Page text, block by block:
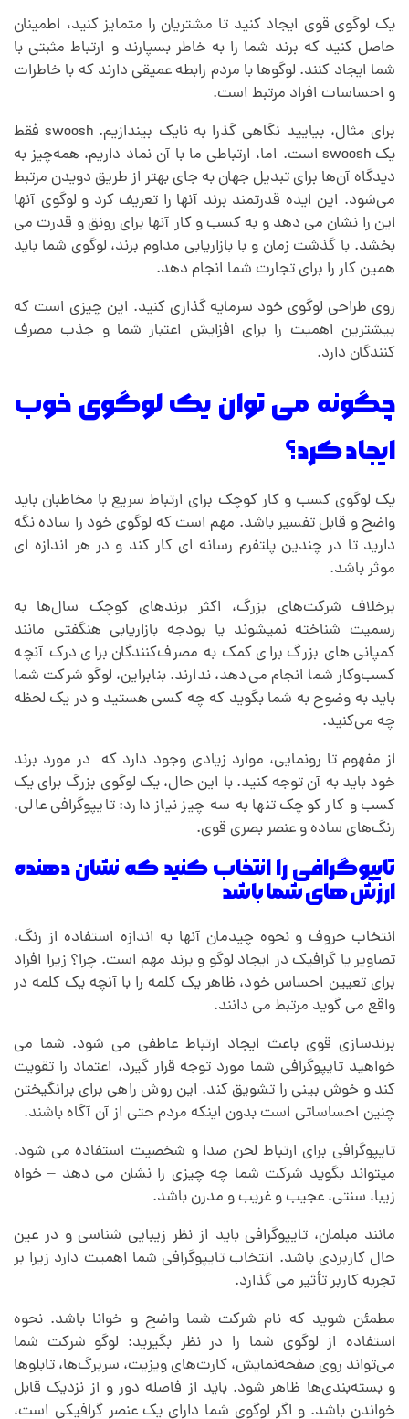
یک لوگوی قوی ایجاد کنید تا مشتریان را متمایز کنید، اطمینان
حاصل کنید که برند شما را به خاطر بسپارند و ارتباط مثبتی با
شما ایجاد کنند. لوگوها با مردم رابطه عمیقی دارند که با خاطرات
و احساسات افراد مرتبط است.
برای مثال، بیایید نگاهی گذرا به نایک بیندازیم. swoosh فقط
یک swoosh است. اما، ارتباطی ما با آن نماد داریم، همه‌چیز به
دیدگاه آن‌ها برای تبدیل جهان به جای بهتر از طریق دویدن مرتبط
می‌شود. این ایده قدرتمند برند آنها را تعریف کرد و لوگوی آنها
این را نشان می دهد و به کسب و کار آنها برای رونق و قدرت می
بخشد. با گذشت زمان و با بازاریابی مداوم برند، لوگوی شما باید
همین کار را برای تجارت شما انجام دهد.
روی طراحی لوگوی خود سرمایه گذاری کنید. این چیزی است که
بیشترین اهمیت را برای افزایش اعتبار شما و جذب مصرف
کنندگان دارد.
چگونه می توان یک لوگوی خوب
ایجاد کرد؟
یک لوگوی کسب و کار کوچک برای ارتباط سریع با مخاطبان باید
واضح و قابل تفسیر باشد. مهم است که لوگوی خود را ساده نگه
دارید تا در چندین پلتفرم رسانه ای کار کند و در هر اندازه ای
موثر باشد.
برخلاف شرکت‌های بزرگ، اکثر برندهای کوچک سال‌ها به
رسمیت شناخته نمیشوند یا بودجه بازاریابی هنگفتی مانند
کمپانی های بزرگ برای کمک به مصرف‌کنندگان برای درک آنچه
کسب‌وکار شما انجام می‌دهد، ندارند. بنابراین، لوگو شرکت شما
باید به وضوح به شما بگوید که چه کسی هستید و در یک لحظه
چه می‌کنید.
از مفهوم تا رونمایی، موارد زیادی وجود دارد که در مورد برند
خود باید به آن توجه کنید. با این حال، یک لوگوی بزرگ برای یک
کسب و کار کوچک تنها به سه چیز نیاز دارد: تایپوگرافی عالی،
رنگ‌های ساده و عنصر بصری قوی.
تایپوگرافی را انتخاب کنید که نشان دهنده
ارزش های شما باشد
انتخاب حروف و نحوه چیدمان آنها به اندازه استفاده از رنگ،
تصاویر یا گرافیک در ایجاد لوگو و برند مهم است. چرا؟ زیرا افراد
برای تعیین احساس خود، ظاهر یک کلمه را با آنچه یک کلمه در
واقع می گوید مرتبط می دانند.
برندسازی قوی باعث ایجاد ارتباط عاطفی می شود. شما می
خواهید تایپوگرافی شما مورد توجه قرار گیرد، اعتماد را تقویت
کند و خوش بینی را تشویق کند. این روش راهی برای برانگیختن
چنین احساساتی است بدون اینکه مردم حتی از آن آگاه باشند.
تایپوگرافی برای ارتباط لحن صدا و شخصیت استفاده می شود.
میتواند بگوید شرکت شما چه چیزی را نشان می دهد – خواه
زیبا، سنتی، عجیب و غریب و مدرن باشد.
مانند مبلمان، تایپوگرافی باید از نظر زیبایی شناسی و در عین
حال کاربردی باشد. انتخاب تایپوگرافی شما اهمیت دارد زیرا بر
تجربه کاربر تأثیر می گذارد.
مطمئن شوید که نام شرکت شما واضح و خوانا باشد. نحوه
استفاده از لوگوی شما را در نظر بگیرید: لوگو شرکت شما
می‌تواند روی صفحه‌نمایش، کارت‌های ویزیت، سربرگ‌ها، تابلوها
و بسته‌بندی‌ها ظاهر شود. باید از فاصله دور و از نزدیک قابل
خواندن باشد. و اگر لوگوی شما دارای یک عنصر گرافیکی است،